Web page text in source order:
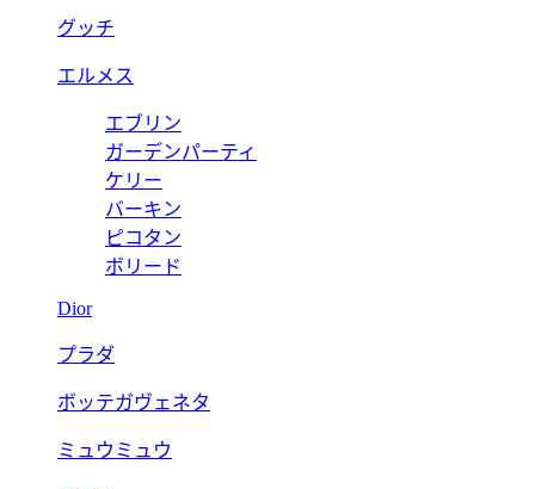
グッチ
エルメス
エブリン
ガーデンパーティ
ケリー
バーキン
ピコタン
ボリード
Dior
プラダ
ボッテガヴェネタ
ミュウミュウ